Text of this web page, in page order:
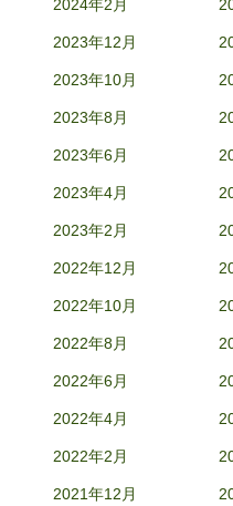
2024年2月
2023年12月
2023年10月
2023年8月
2023年6月
2023年4月
2023年2月
2022年12月
2022年10月
2022年8月
2022年6月
2022年4月
2022年2月
2021年12月